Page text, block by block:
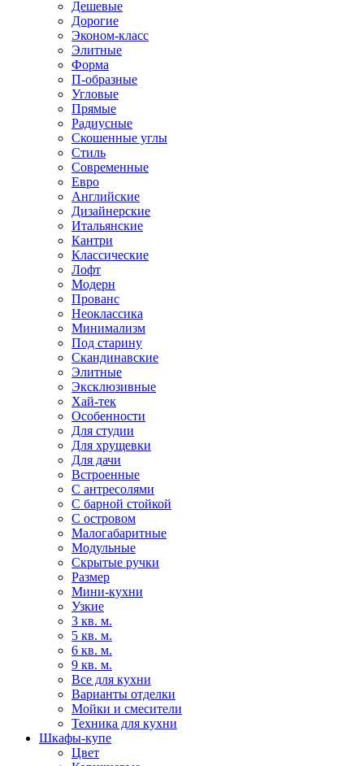
Дешевые
Дорогие
Эконом-класс
Элитные
Форма
П-образные
Угловые
Прямые
Радиусные
Скошенные углы
Стиль
Современные
Евро
Английские
Дизайнерские
Итальянские
Кантри
Классические
Лофт
Модерн
Прованс
Неоклассика
Минимализм
Под старину
Скандинавские
Элитные
Эксклюзивные
Хай-тек
Особенности
Для студии
Для хрущевки
Для дачи
Встроенные
С антресолями
С барной стойкой
С островом
Малогабаритные
Модульные
Скрытые ручки
Размер
Мини-кухни
Узкие
3 кв. м.
5 кв. м.
6 кв. м.
9 кв. м.
Все для кухни
Варианты отделки
Мойки и смесители
Техника для кухни
Шкафы-купе
Цвет